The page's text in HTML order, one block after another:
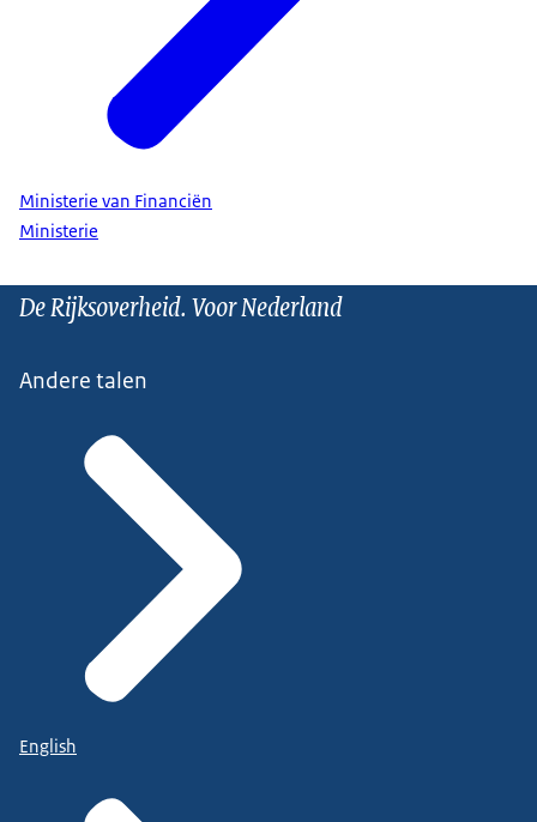
Ministerie van Financiën
Ministerie
De Rijksoverheid. Voor Nederland
Andere talen
English